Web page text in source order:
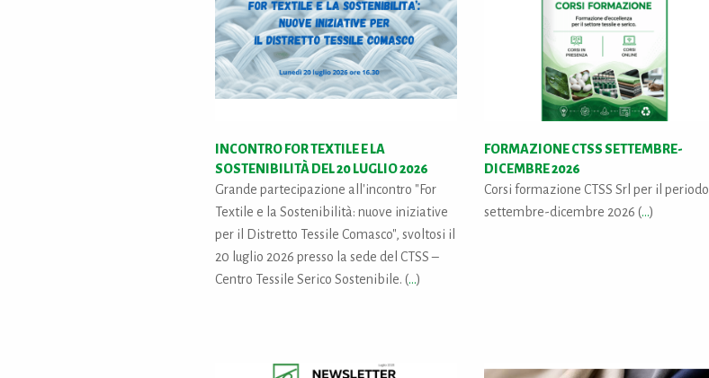
INCONTRO FOR TEXTILE E LA
SOSTENIBILITÀ DEL 20 LUGLIO 2026
Grande partecipazione all'incontro "For
Textile e la Sostenibilità: nuove iniziative
per il Distretto Tessile Comasco", svoltosi il
20 luglio 2026 presso la sede del CTSS –
Centro Tessile Serico Sostenibile. (...)
FORMAZIONE CTSS SETTEMBRE-
DICEMBRE 2026
Corsi formazione CTSS Srl per il periodo
settembre-dicembre 2026 (...)